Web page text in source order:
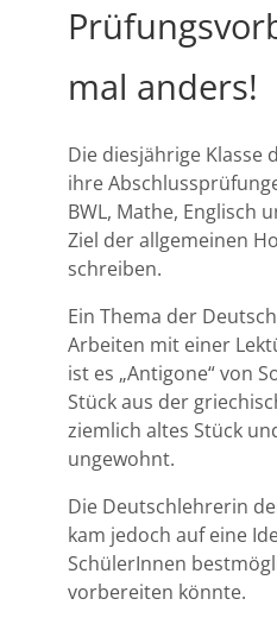
mal anders!
Die diesjährige Klasse
ihre
BWL, Mathe, Englisch
Ziel der allgemeinen
schreiben.
Ein Thema der
Arbeiten mit einer
ist es „Antigone“ von
Stück aus der
ziemlich altes Stück
ungewohnt.
Die Deutschlehrerin
kam jedoch auf eine
SchülerInnen
vorbereiten könnte.